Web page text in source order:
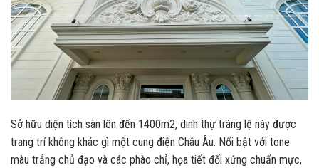
Sở hữu diện tích sàn lên đến 1400m2, dinh thự tráng lệ này được
trang trí không khác gì một cung điện Châu Âu. Nổi bật với tone
màu trắng chủ đạo và các phào chỉ, họa tiết đối xứng chuẩn mực,